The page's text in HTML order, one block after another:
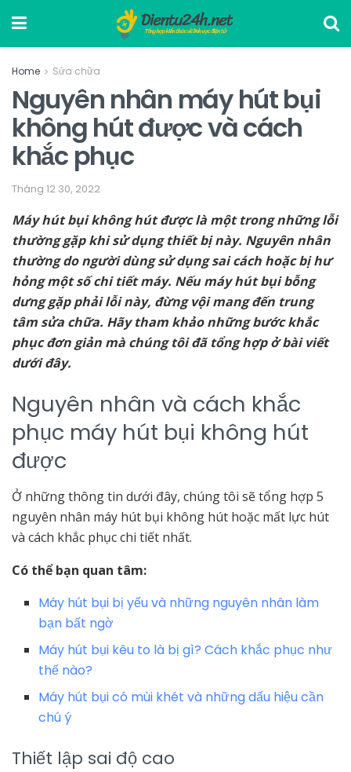
Home Sửa chữa
Nguyên nhân máy hút bụi
không hút được và cách
khắc phục
Tháng 12 30, 2022
Máy hút bụi không hút được là một trong những lỗi
thường gặp khi sử dụng thiết bị này. Nguyên nhân
thường do người dùng sử dụng sai cách hoặc bị hư
hỏng một số chi tiết máy. Nếu máy hút bụi bỗng
dưng gặp phải lỗi này, đừng vội mang đến trung
tâm sửa chữa. Hãy tham khảo những bước khắc
phục đơn giản mà chúng tôi đã tổng hợp ở bài viết
dưới đây.
Nguyên nhân và cách khắc
phục máy hút bụi không hút
được
Ở những thông tin dưới đây, chúng tôi sẽ tổng hợp 5
nguyên nhân máy hút bụi không hút hoặc mất lực hút
và cách khắc phục chi tiết nhất.
Có thể bạn quan tâm:
Máy hút bụi bị yếu và những nguyên nhân làm
bạn bất ngờ
Máy hút bụi kêu to là bị gì? Cách khắc phục như
thế nào?
Máy hút bụi có mùi khét và những dấu hiệu cần
chú ý
Thiết lập sai độ cao